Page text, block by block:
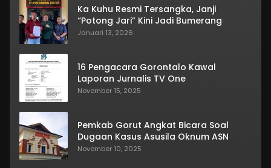
Ka Kuhu Resmi Tersangka, Janji
“Potong Jari” Kini Jadi Bumerang
Januari 13, 2026
16 Pengacara Gorontalo Kawal
Laporan Jurnalis TV One
November 15, 2025
Pemkab Gorut Angkat Bicara Soal
Dugaan Kasus Asusila Oknum ASN
November 10, 2025